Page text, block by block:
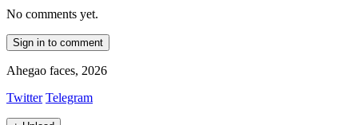
No comments yet.
Sign in to comment
Ahegao faces, 2026
Twitter Telegram